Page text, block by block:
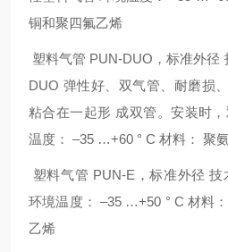
铜和聚四氟乙烯
塑料气管 PUN-DUO，标准外径
DUO 弹性好、双气管、耐磨损
粘合在一起形 成双管。安装时
温度： –35 …+60 ° C 材料： 聚
塑料气管 PUN-E，标准外径
环境温度： –35 …+50 ° C 材料
乙烯